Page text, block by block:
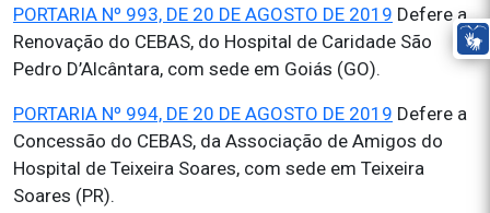
PORTARIA Nº 993, DE 20 DE AGOSTO DE 2019 Defere a
Renovação do CEBAS, do Hospital de Caridade São
Pedro D’Alcântara, com sede em Goiás (GO).
PORTARIA Nº 994, DE 20 DE AGOSTO DE 2019 Defere a
Concessão do CEBAS, da Associação de Amigos do
Hospital de Teixeira Soares, com sede em Teixeira
Soares (PR).